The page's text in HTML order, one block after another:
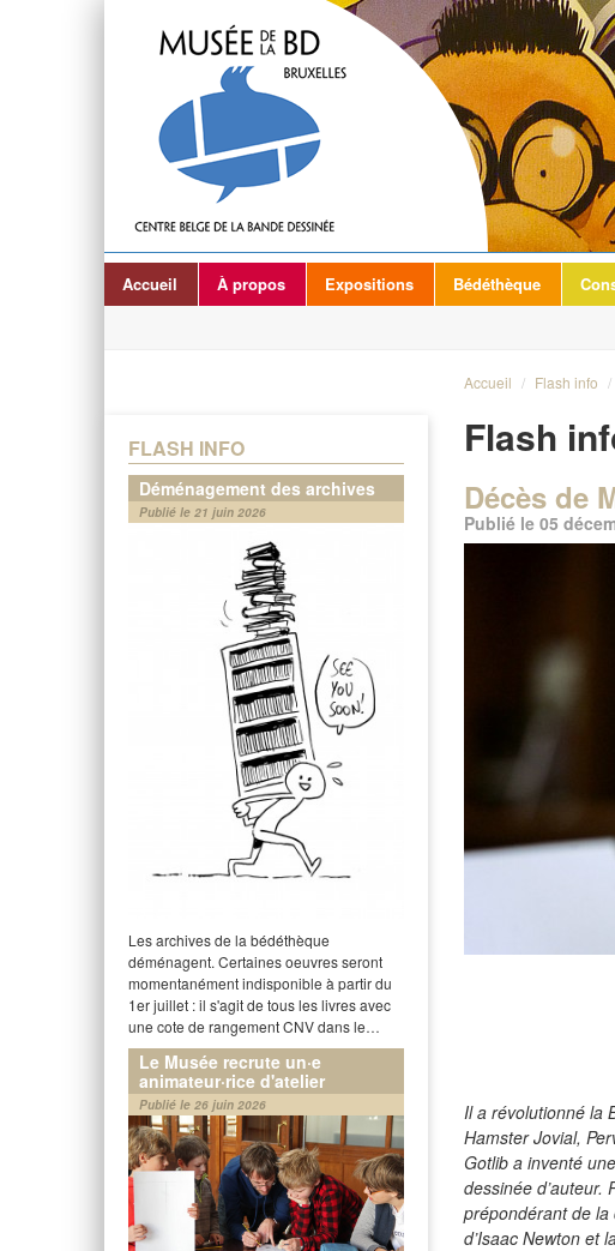
Accueil À propos Expositions Bédéthèque
FLASH INFO
Déménagement des archives
Publié le 21 juin 2026
Les archives de la bédéthèque
déménagent. Certaines oeuvres seront
momentanément indisponible à partir du
1er juillet : il s'agit de tous les livres avec
une cote de rangement CNV dans le…
Le Musée recrute un·e
animateur·rice d'atelier
Publié le 26 juin 2026
Accueil / Flash info /
Flash
Décès de
Publié le 05
Il a révolutionné la
Hamster Jovial,
Gotlib a inventé
dessinée
prépondérant de
d’Isaac Newton et